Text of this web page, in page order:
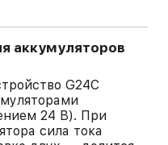
аккумуляторов
G24C
24 В). При
сила тока